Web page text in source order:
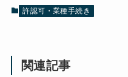
許認可・業種手続き
関連記事